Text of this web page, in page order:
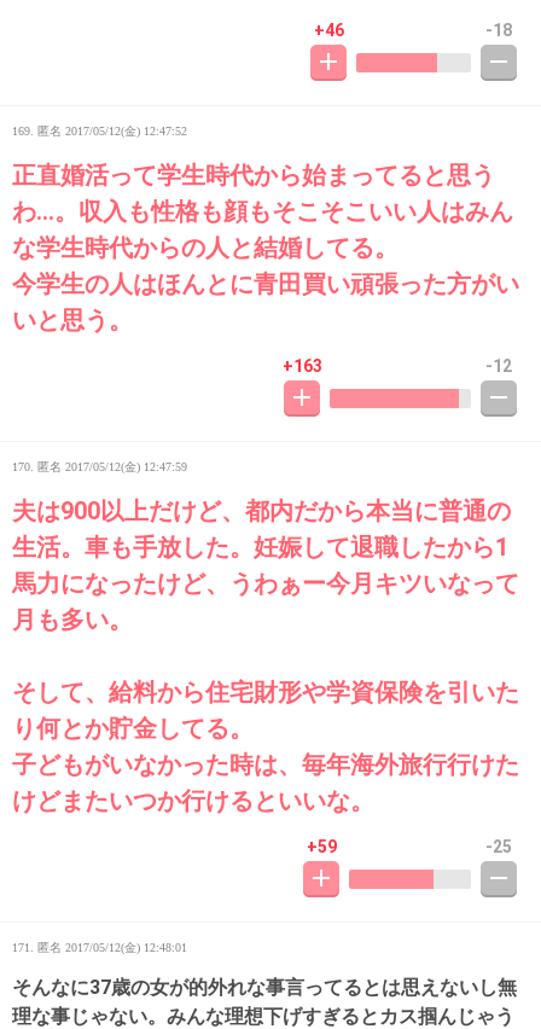
+46 -18
169. 匿名 2017/05/12(金) 12:47:52
正直婚活って学生時代から始まってると思う
わ...。収入も性格も顔もそこそこいい人はみん
な学生時代からの人と結婚してる。
今学生の人はほんとに青田買い頑張った方がい
いと思う。
+163 -12
170. 匿名 2017/05/12(金) 12:47:59
夫は900以上だけど、都内だから本当に普通の
生活。車も手放した。妊娠して退職したから1
馬力になったけど、うわぁー今月キツいなって
月も多い。
そして、給料から住宅財形や学資保険を引いた
り何とか貯金してる。
子どもがいなかった時は、毎年海外旅行行けた
けどまたいつか行けるといいな。
+59 -25
171. 匿名 2017/05/12(金) 12:48:01
そんなに37歳の女が的外れな事言ってるとは思えないし無
理な事じゃない。みんな理想下げすぎるとカス掴んじゃう